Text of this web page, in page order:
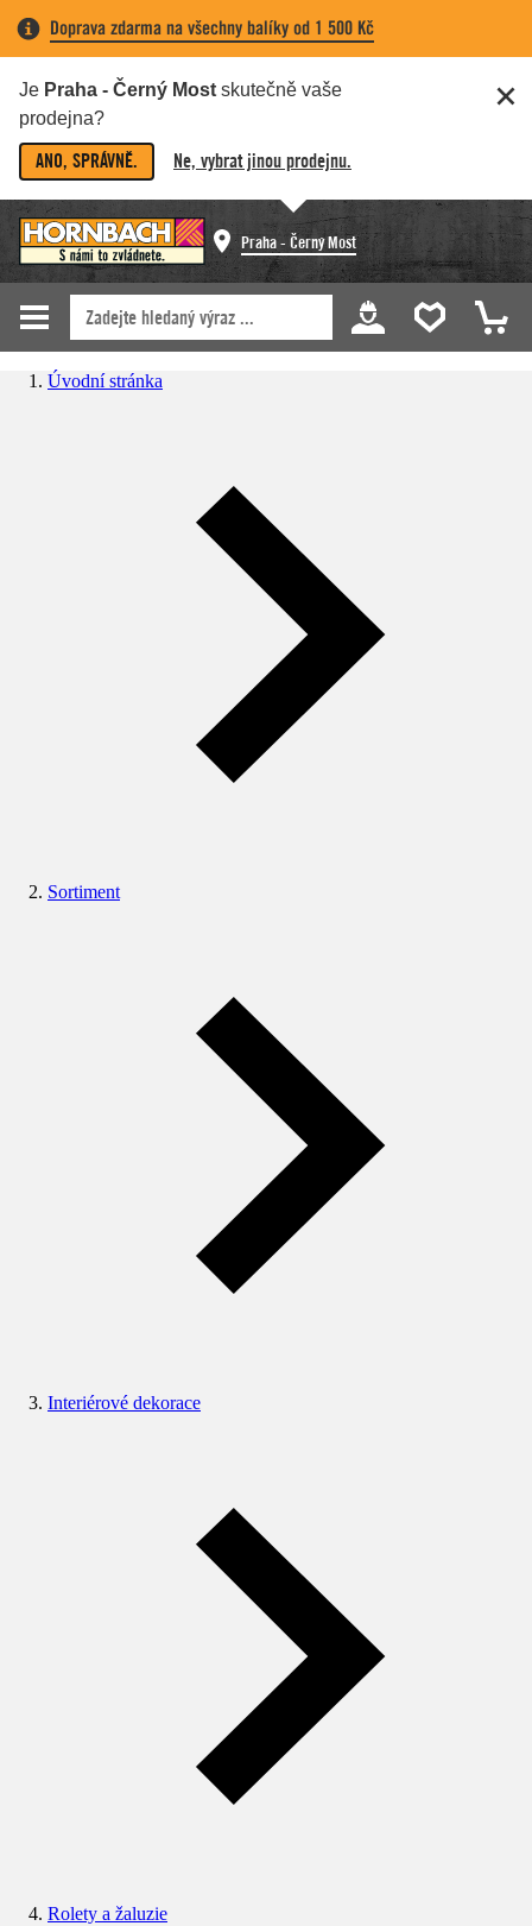
Doprava zdarma na všechny balíky od 1 500 Kč
Je Praha - Černý Most skutečně vaše
prodejna?
ANO, SPRÁVNĚ. Ne, vybrat jinou prodejnu.
Praha - Černý Most
Úvodní stránka
Sortiment
Interiérové dekorace
Rolety a žaluzie